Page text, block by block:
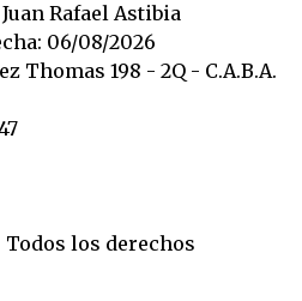
Rafael Astibia
06/08/2026
Thomas 198 - 2Q - C.A.B.A.
Todos los derechos